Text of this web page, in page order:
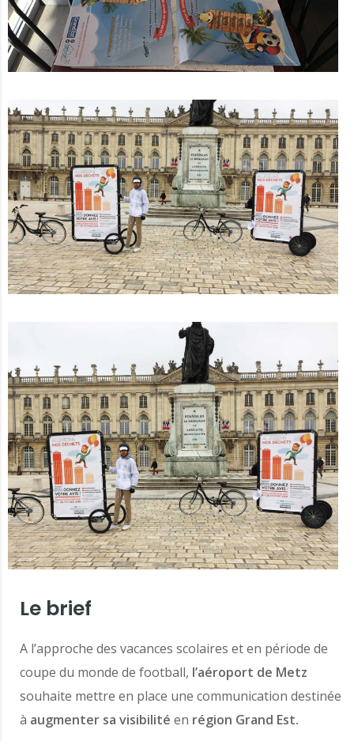
Le brief
A l’approche des vacances scolaires et en période de
coupe du monde de football, l’aéroport de Metz
souhaite mettre en place une communication destinée
à augmenter sa visibilité en région Grand Est.